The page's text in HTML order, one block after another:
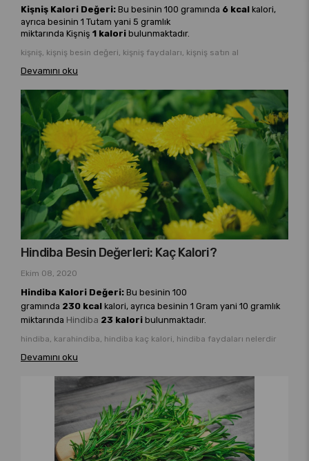
Kişniş Kalori Değeri: Bu besinin 100 gramında 6 kcal kalori,
ayrıca besinin 1 Tutam yani 5 gramlık
miktarında Kişniş 1 kalori bulunmaktadır.
kişniş, kişniş besin değeri, kişniş faydaları, kişniş satın al
Devamını oku
Hindiba Besin Değerleri: Kaç Kalori?
Ekim 08, 2020
Hindiba Kalori Değeri: Bu besinin 100
gramında 230 kcal kalori, ayrıca besinin 1 Gram yani 10 gramlık
miktarında Hindiba 23 kalori bulunmaktadır.
hindiba, karahindiba, hindiba kaç kalori, hindiba faydaları nelerdir
Devamını oku